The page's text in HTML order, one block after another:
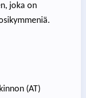
joka on
(AT)